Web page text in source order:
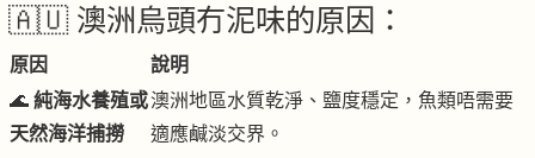
🇦🇺 澳洲烏頭冇泥味的原因：
原因
說明
🌊 純海水養殖或
天然海洋捕撈
澳洲地區水質乾淨、鹽度穩定，魚類唔需要
適應鹹淡交界。